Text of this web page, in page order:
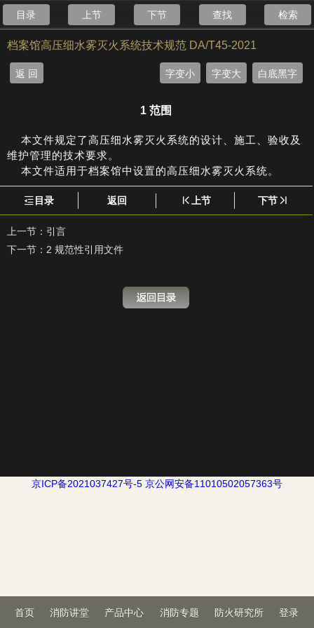
目录 上节 下节 查找 检索
档案馆高压细水雾灭火系统技术规范 DA/T45-2021
返 回 字变小 字变大 白底黑字
1 范围
本文件规定了高压细水雾灭火系统的设计、施工、验收及
维护管理的技术要求。
本文件适用于档案馆中设置的高压细水雾灭火系统。
目录 返回 上节 下节
上一节： 引言
下一节： 2 规范性引用文件
首页 消防讲堂 产品中心 消防专题 防火研究所 登录
京ICP备2021037427号-5 京公网安备11010502057363号